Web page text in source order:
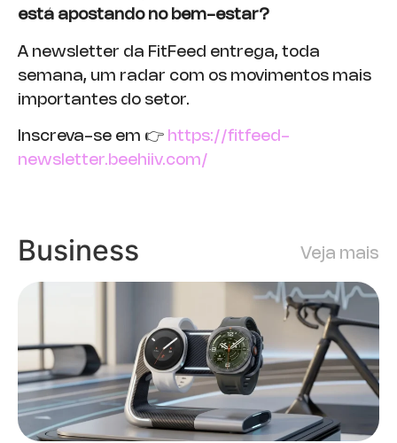
está apostando no bem-estar?
A newsletter da FitFeed entrega, toda
semana, um radar com os movimentos mais
importantes do setor.
Inscreva-se em 👉 https://fitfeed-
newsletter.beehiiv.com/
Business Veja mais